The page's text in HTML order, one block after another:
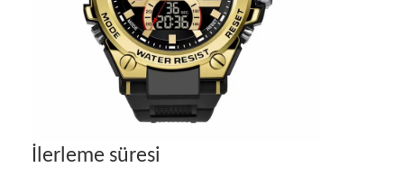
İlerleme süresi